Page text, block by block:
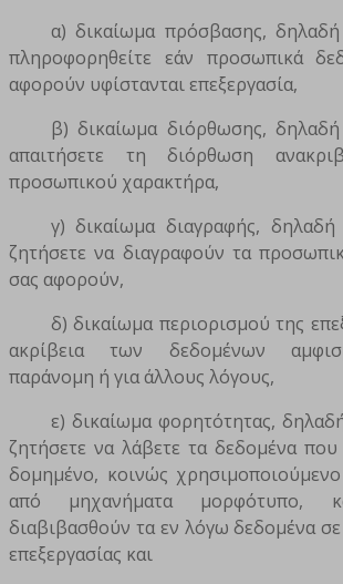
α) δικαίωμα πρόσβασης,
πληροφορηθείτε εάν προσωπικά
αφορούν υφίστανται επεξεργασία,
β) δικαίωμα διόρθωσης,
απαιτήσετε τη διόρθωση
προσωπικού χαρακτήρα,
γ) δικαίωμα διαγραφής,
ζητήσετε να διαγραφούν τα
σας αφορούν,
δ) δικαίωμα περιορισμού της
ακρίβεια των δεδομένων
παράνομη ή για άλλους λόγους,
ε) δικαίωμα φορητότητας,
ζητήσετε να λάβετε τα δεδομένα
δομημένο, κοινώς
από μηχανήματα μορφότυπο,
διαβιβασθούν τα εν λόγω δεδομένα
επεξεργασίας και